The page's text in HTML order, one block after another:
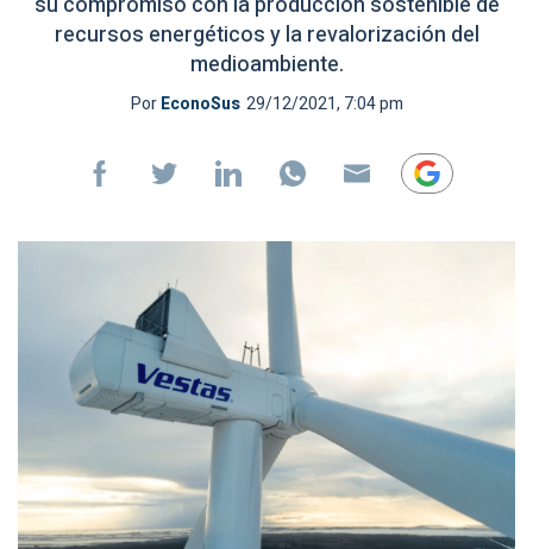
recursos energéticos y la revalorización del
medioambiente.
PorEconoSus 29/12/2021, 7:04 pm